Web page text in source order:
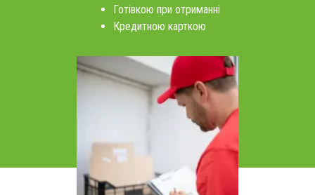
Готівкою при отриманні
Кредитною карткою